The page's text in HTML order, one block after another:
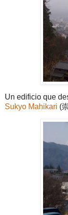
Un edificio que
Sukyo Mahikari (